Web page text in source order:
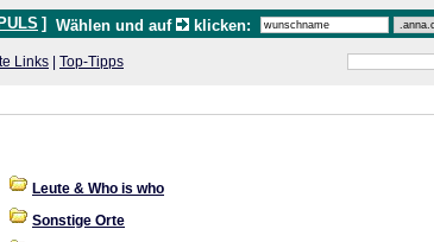
] Wählen und auf klicken:
Links Top-Tipps
Leute & Who is who
Sonstige Orte